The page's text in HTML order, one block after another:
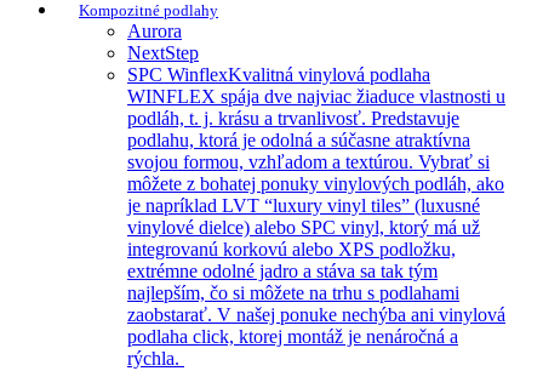
Kompozitné podlahy
Aurora
NextStep
SPC WinflexKvalitná vinylová podlaha
WINFLEX spája dve najviac žiaduce vlastnosti u
podláh, t. j. krásu a trvanlivosť. Predstavuje
podlahu, ktorá je odolná a súčasne atraktívna
svojou formou, vzhľadom a textúrou. Vybrať si
môžete z bohatej ponuky vinylových podláh, ako
je napríklad LVT “luxury vinyl tiles” (luxusné
vinylové dielce) alebo SPC vinyl, ktorý má už
integrovanú korkovú alebo XPS podložku,
extrémne odolné jadro a stáva sa tak tým
najlepším, čo si môžete na trhu s podlahami
zaobstarať. V našej ponuke nechýba ani vinylová
podlaha click, ktorej montáž je nenáročná a
rýchla.